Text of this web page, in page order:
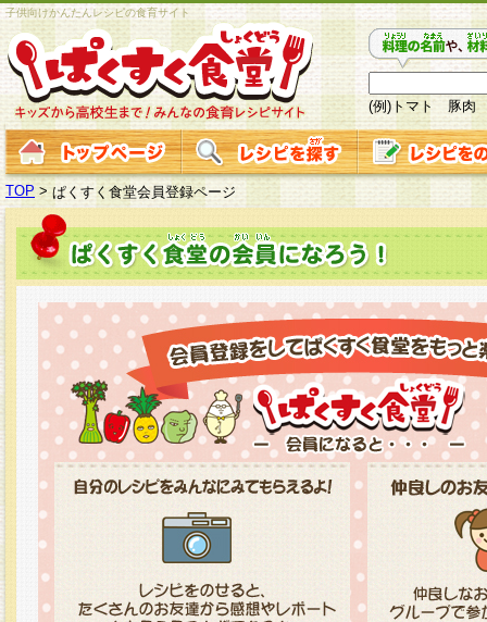
子供向けかんたんレシピの食育サイト
(例)トマト 豚肉
TOP > ぱくすく食堂会員登録ページ